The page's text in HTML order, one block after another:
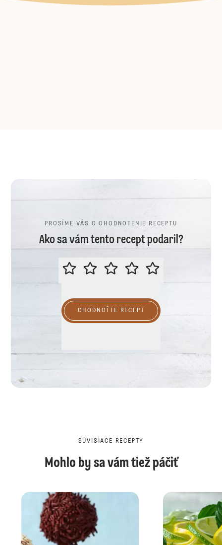
PROSÍME VÁS O OHODNOTENIE RECEPTU
Ako sa vám tento recept podaril?
PROSÍME VÁS O OHODNOTENIE
OHODNOŤTE RECEPT
SÚVISIACE RECEPTY
Mohlo by sa vám tiež páčiť